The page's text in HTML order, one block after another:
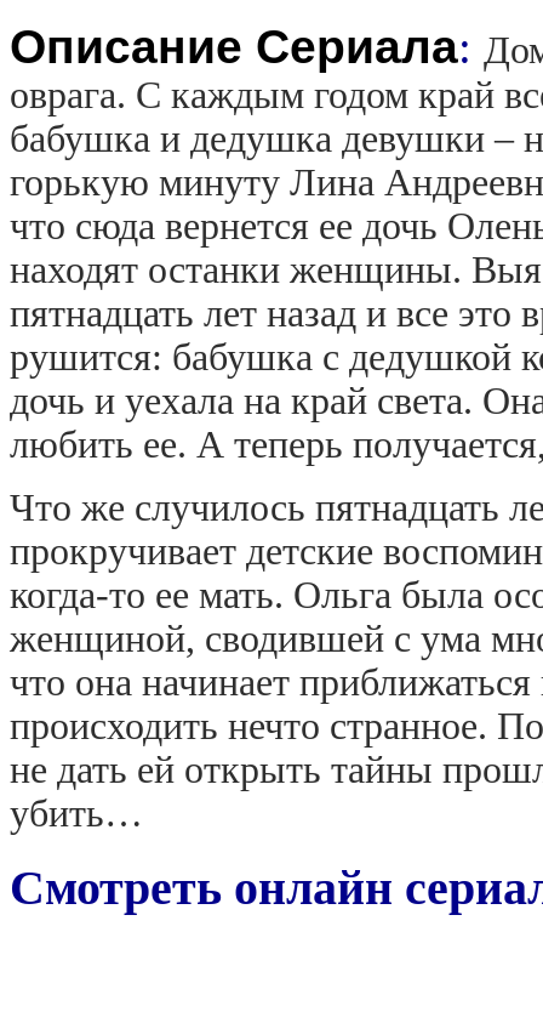
Описание Сериала:
оврага. С каждым годом край
бабушка и дедушка девушки –
горькую минуту Лина
что сюда вернется ее дочь
находят останки женщины.
пятнадцать лет назад и все
рушится: бабушка с дедушкой
дочь и уехала на край света.
любить ее. А теперь
Что же случилось пятнадцать
прокручивает детские
когда-то ее мать. Ольга была
женщиной, сводившей с ума
что она начинает приближаться
происходить нечто странное.
не дать ей открыть тайны
убить…
Смотреть онлайн